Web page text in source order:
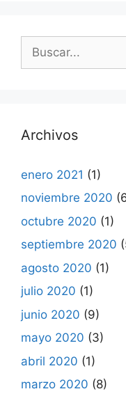
Archivos
enero 2021 (1)
noviembre 2020
octubre 2020 (1)
septiembre 2020
agosto 2020 (1)
julio 2020 (1)
junio 2020 (9)
mayo 2020 (3)
abril 2020 (1)
marzo 2020 (8)